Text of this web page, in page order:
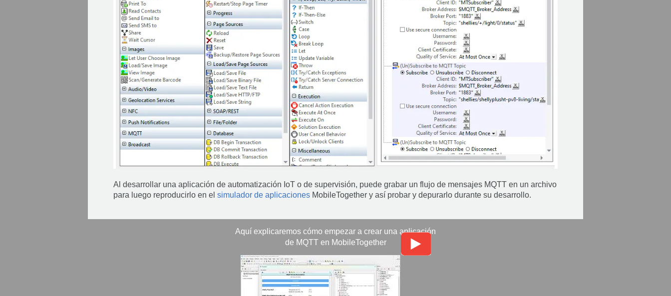
Al desarrollar una aplicación de automatización IoT o de supervisión, puede grabar un flujo de mensajes MQTT en un archivo
para luego reproducirlo en el simulador de aplicaciones MobileTogether y así probar y depurarlo durante su desarrollo.
Aquí explicaremos cómo empezar a crear una aplicación
de MQTT en MobileTogether